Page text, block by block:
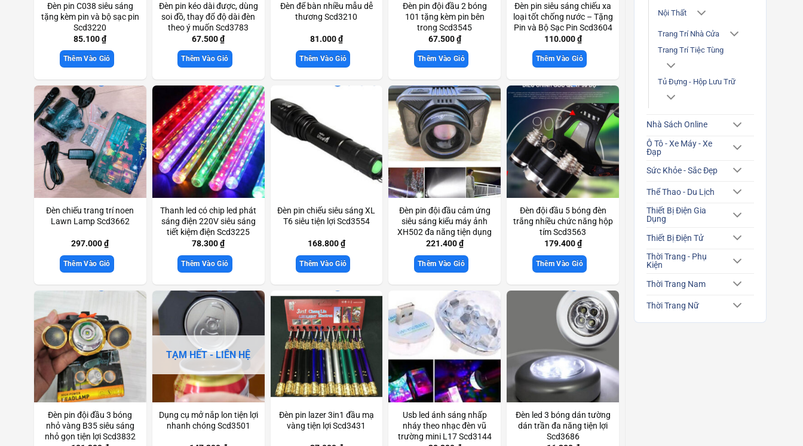
Nội Thất
Trang Trí Nhà Cửa
Trang Trí Tiệc Tùng
Tủ Đựng - Hộp Lưu Trữ
Nhà Sách Online
Ô Tô - Xe Máy - Xe
Đạp
Sức Khỏe - Sắc Đẹp
Thể Thao - Du Lịch
Thiết Bị Điện Gia
Dụng
Thiết Bị Điện Tử
Thời Trang - Phụ
Kiện
Thời Trang Nam
Thời Trang Nữ
Đèn pin C038 siêu sáng
tặng kèm pin và bộ sạc pin
Scd3220
85.100₫
Thêm Vào Giỏ
Đèn pin kéo dài được, dùng
soi đồ, thay đổ độ dài đèn
theo ý muốn Scd3783
67.500₫
Thêm Vào Giỏ
Đèn để bàn nhiều mẫu dễ
thương Scd3210
81.000₫
Thêm Vào Giỏ
Đèn pin đội đầu 2 bóng
101 tặng kèm pin bên
trong Scd3545
67.500₫
Thêm Vào Giỏ
Đèn pin siêu sáng chiếu xa
loại tốt chống nước – Tặng
Pin và Bộ Sạc Pin Scd3604
110.000₫
Thêm Vào Giỏ
Đèn chiếu trang trí noen
Lawn Lamp Scd3662
297.000₫
Thêm Vào Giỏ
Thanh led có chip led phát
sáng điện 220V siêu sáng
tiết kiệm điện Scd3225
78.300₫
Thêm Vào Giỏ
Đèn pin chiếu siêu sáng XL
T6 siêu tiện lợi Scd3554
168.800₫
Thêm Vào Giỏ
Đèn pin đội đầu cảm ứng
siêu sáng kiểu máy ảnh
XH502 đa năng tiện dụng
Scd3714
221.400₫
Thêm Vào Giỏ
Đèn đội đầu 5 bóng đèn
trắng nhiều chức năng hộp
tím Scd3563
179.400₫
Thêm Vào Giỏ
Đèn pin đội đầu 3 bóng
nhỏ vàng B35 siêu sáng
nhỏ gọn tiện lợi Scd3832
TẠM HẾT - LIÊN HỆ
Dụng cụ mở nắp lon tiện lợi
nhanh chóng Scd3501
Đèn pin lazer 3in1 đầu mạ
vàng tiện lợi Scd3431
Usb led ánh sáng nhấp
nháy theo nhạc đèn vũ
trường mini L17 Scd3144
Đèn led 3 bóng dán tường
dán trần đa năng tiện lợi
Scd3686